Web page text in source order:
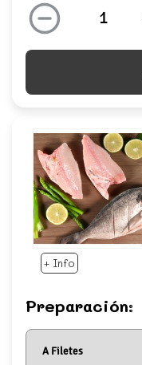
+ Info
Preparación: